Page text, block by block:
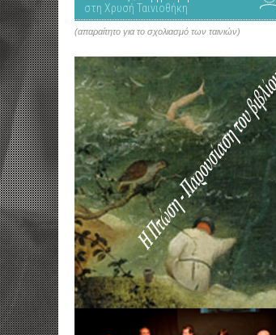
στη Χρυσή Ταινιοθήκη
(απαραίτητο για το σχολιασμό των ταινιών)